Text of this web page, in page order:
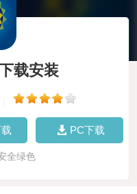
载安装
PC下载
全绿色